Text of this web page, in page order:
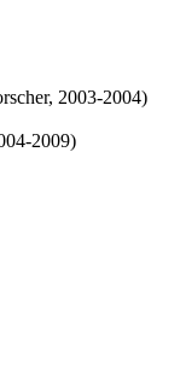
2003-2004)
2009)